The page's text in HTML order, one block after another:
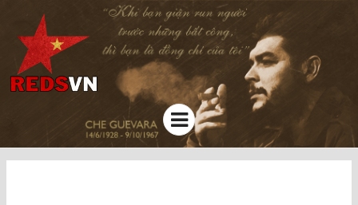
Kênh chia sẻ tri thức cộng đồng
Menu